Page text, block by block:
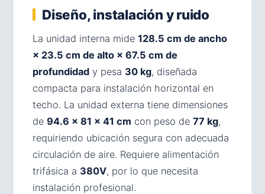
Diseño, instalación y ruido
La unidad interna mide 128.5 cm de ancho
× 23.5 cm de alto × 67.5 cm de
profundidad y pesa 30 kg, diseñada
compacta para instalación horizontal en
techo. La unidad externa tiene dimensiones
de 94.6 × 81 × 41 cm con peso de 77 kg,
requiriendo ubicación segura con adecuada
circulación de aire. Requiere alimentación
trifásica a 380V, por lo que necesita
instalación profesional.